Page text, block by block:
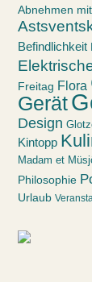
Abnehmen
Befindlichkeit
Freitag Flora
Gerät
Design
Kintopp
Madam et
Philosophie
Urlaub